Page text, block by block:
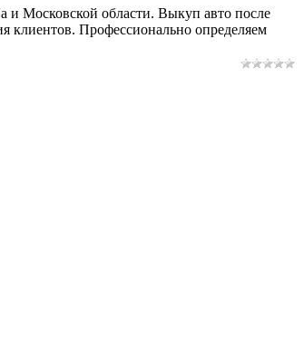
и Московской области. Выкуп авто после
клиентов. Профессионально определяем